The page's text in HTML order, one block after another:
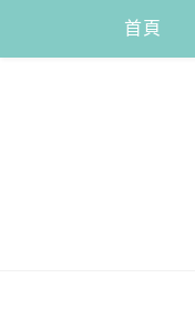
content
首頁